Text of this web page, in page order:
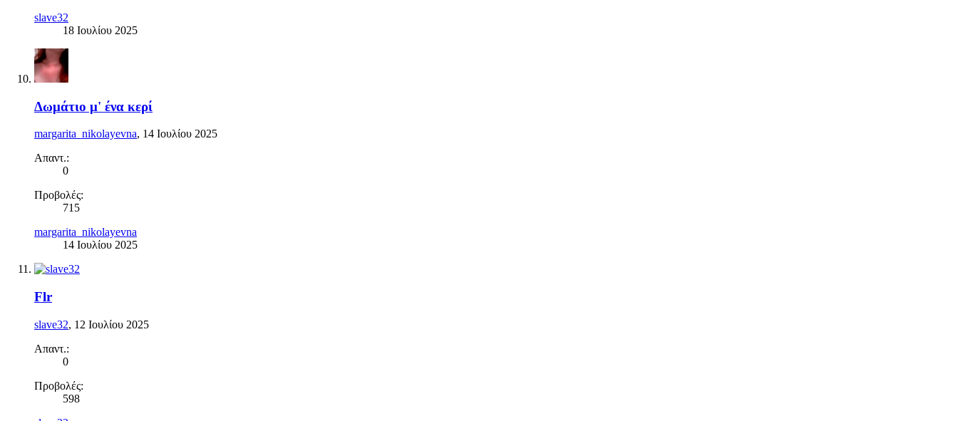
slave32
18 Ιουλίου 2025
Δωμάτιο μ' ένα κερί
margarita_nikolayevna, 14 Ιουλίου 2025
Απαντ.:
0
Προβολές:
715
margarita_nikolayevna
14 Ιουλίου 2025
Flr
slave32, 12 Ιουλίου 2025
Απαντ.:
0
Προβολές:
598